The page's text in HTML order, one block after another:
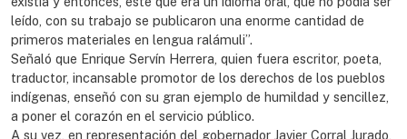
leído, con su trabajo se publicaron una enorme cantidad de
primeros materiales en lengua ralámuli”.
Señaló que Enrique Servín Herrera, quien fuera escritor, poeta,
traductor, incansable promotor de los derechos de los pueblos
indígenas, enseñó con su gran ejemplo de humildad y sencillez,
a poner el corazón en el servicio público.
A su vez, en representación del gobernador Javier Corral Jurado,